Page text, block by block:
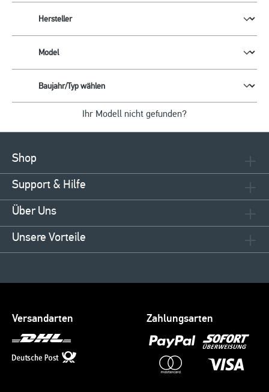
Ihr Modell nicht gefunden?
Shop
Support & Hilfe
Über Uns
Unsere Vorteile
Versandarten Zahlungsarten